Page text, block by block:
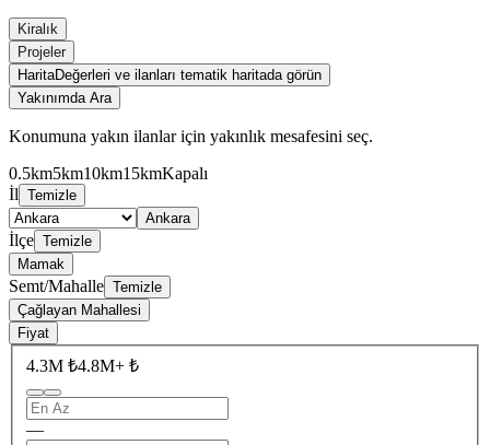
Kiralık
Projeler
HaritaDeğerleri ve ilanları tematik haritada görün
Yakınımda Ara
Konumuna yakın ilanlar için yakınlık mesafesini seç.
0.5km5km10km15kmKapalı
İl Temizle
Ankara
İlçe Temizle
Mamak
Semt/Mahalle Temizle
Çağlayan Mahallesi
Fiyat
4.3M ₺4.8M+ ₺
—